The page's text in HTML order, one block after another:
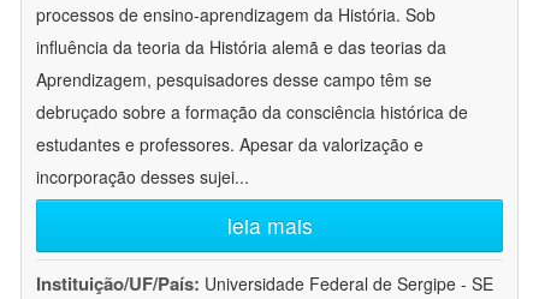
processos de ensino-aprendizagem da História. Sob
influência da teoria da História alemã e das teorias da
Aprendizagem, pesquisadores desse campo têm se
debruçado sobre a formação da consciência histórica de
estudantes e professores. Apesar da valorização e
incorporação desses sujei...
leia mais
Instituição/UF/País: Universidade Federal de Sergipe - SE